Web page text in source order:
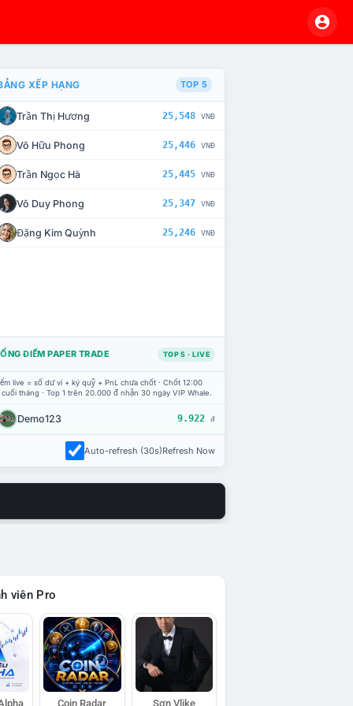
CHẾ TÀI XỬ LÝ VI PHẠM
XẾP HẠNG TOP 5
Trần Thị Hương 25,548 VNĐ
Võ Hữu Phong 25,446 VNĐ
Trần Ngọc Hà 25,445 VNĐ
Võ Duy Phong 25,347 VNĐ
Đặng Kim Quỳnh 25,246 VNĐ
ĐIỂM PAPER TRADE TOP 5 · LIVE
live = số dư ví + ký quỹ + PnL chưa chốt · Chốt 12:00
tháng · Top 1 trên 20.000 đ nhận 30 ngày VIP Whale.
Demo123 9.922 đ
Auto-refresh (30s)Refresh Now
viên Pro
Coin Radar Sơn Vlike